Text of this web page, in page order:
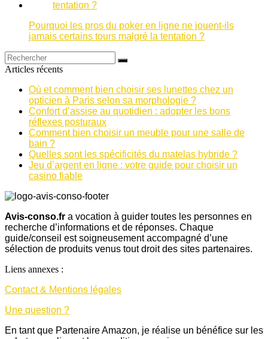
Pourquoi les pros du poker en ligne ne jouent-ils
jamais certains tours malgré la tentation ?
Articles récents
Où et comment bien choisir ses lunettes chez un
opticien à Paris selon sa morphologie ?
Confort d’assise au quotidien : adopter les bons
réflexes posturaux
Comment bien choisir un meuble pour une salle de
bain ?
Quelles sont les spécificités du matelas hybride ?
Jeu d’argent en ligne : votre guide pour choisir un
casino fiable
Avis-conso.fr a vocation à guider toutes les personnes en
recherche d’informations et de réponses. Chaque
guide/conseil est soigneusement accompagné d’une
sélection de produits venus tout droit des sites partenaires.
Liens annexes :
Contact & Mentions légales
Une question ?
En tant que Partenaire Amazon, je réalise un bénéfice sur les